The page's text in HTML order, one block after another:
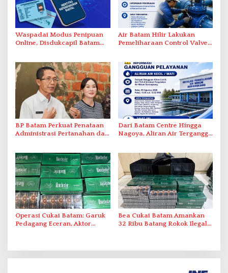
Waspadai Modus Penipuan
Online, Disdukcapil Batam
Air Batam Hilir Lakukan
Pemeliharaan Control Valve,
BP Batam Perkuat Penataan
Administrasi Pertanahan dan
Dari Batam Centre Hingga
Nagoya, Aliran Air Terganggu
Operasi Cukai Batam: Garuk
Pedagang Eceran, Aktor
Bea Cukai Batam Amankan
32 Ribu Batang Rokok Ilegal